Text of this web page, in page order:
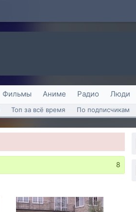
Фильмы Аниме Радио Люди
Топ за всё время По подписчикам
8